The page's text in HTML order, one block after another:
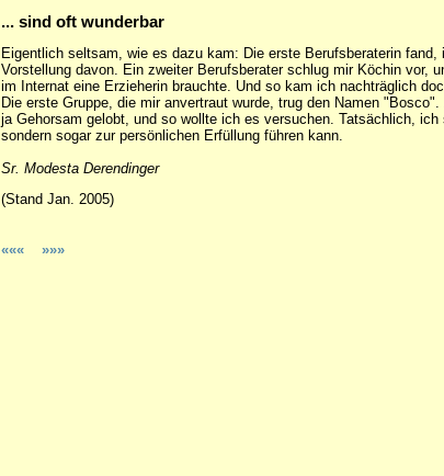
... sind oft wunderbar
Eigentlich seltsam, wie es dazu kam: Die erste Berufsberaterin
Vorstellung davon. Ein zweiter Berufsberater schlug mir Köchin vor,
im Internat eine Erzieherin brauchte. Und so kam ich nachträglich
Die erste Gruppe, die mir anvertraut wurde, trug den Namen
ja Gehorsam gelobt, und so wollte ich es versuchen. Tatsächlich,
sondern sogar zur persönlichen Erfüllung führen kann.
Sr. Modesta Derendinger
(Stand Jan. 2005)
««« »»»